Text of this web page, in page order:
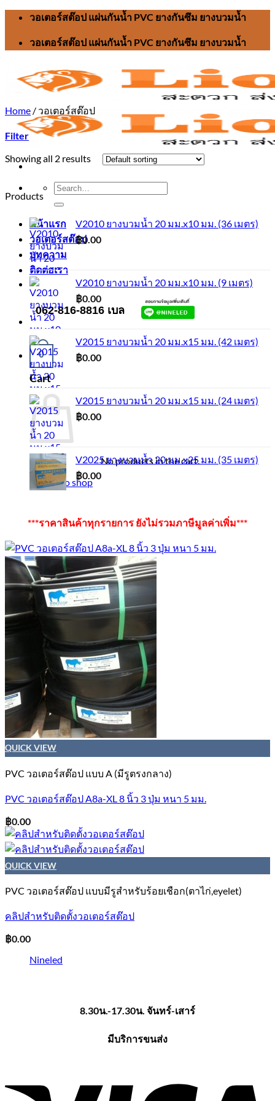
Skip
content
วอเตอร์สต๊อป แผ่นกันน้ำ PVC ยางกันซึม ยางบวมน้ำ
วอเตอร์สต๊อป แผ่นกันน้ำ PVC ยางกันซึม ยางบวมน้ำ
Search
for:
หน้าแรก
วอเตอร์สต๊อป
บทความ
ติดต่อเรา
062-816-8816 เบล
0
Cart
No products in the cart.
Return to shop
Home / วอเตอร์สต๊อป
Filter
Showing all 2 results
Products
V2010 ยางบวมน้ำ 20 มม.x10 มม. (36 เมตร)
฿0.00
V2010 ยางบวมน้ำ 20 มม.x10 มม. (9 เมตร)
฿0.00
V2015 ยางบวมน้ำ 20 มม.x15 มม. (42 เมตร)
฿0.00
V2015 ยางบวมน้ำ 20 มม.x15 มม. (24 เมตร)
฿0.00
V2025 ยางบวมน้ำ 20 มม.x25 มม. (35 เมตร)
฿0.00
***ราคาสินค้าทุกรายการ ยังไม่รวมภาษีมูลค่าเพิ่ม***
QUICK VIEW
PVC วอเตอร์สต๊อป แบบ A (มีรูตรงกลาง)
PVC วอเตอร์สต๊อป A8a-XL 8 นิ้ว 3 ปุ่ม หนา 5 มม.
฿0.00
QUICK VIEW
PVC วอเตอร์สต๊อป แบบมีรูสำหรับร้อยเชือก(ตาไก่,eyelet)
คลิปสำหรับติดตั้งวอเตอร์สต๊อป
฿0.00
Nineled
8.30น.-17.30น. จันทร์-เสาร์
มีบริการขนส่ง